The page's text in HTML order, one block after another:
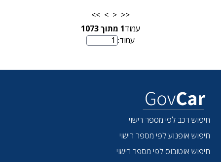
<<
<
>
>>
עמוד1 מתוך1073
מספר עמוד
עמוד:
חיפוש רכב לפי מספר רישוי
חיפוש אופנוע לפי מספר רישוי
חיפוש אוטובוס לפי מספר רישוי